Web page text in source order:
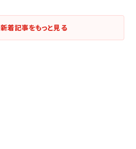
新着記事をもっと見る